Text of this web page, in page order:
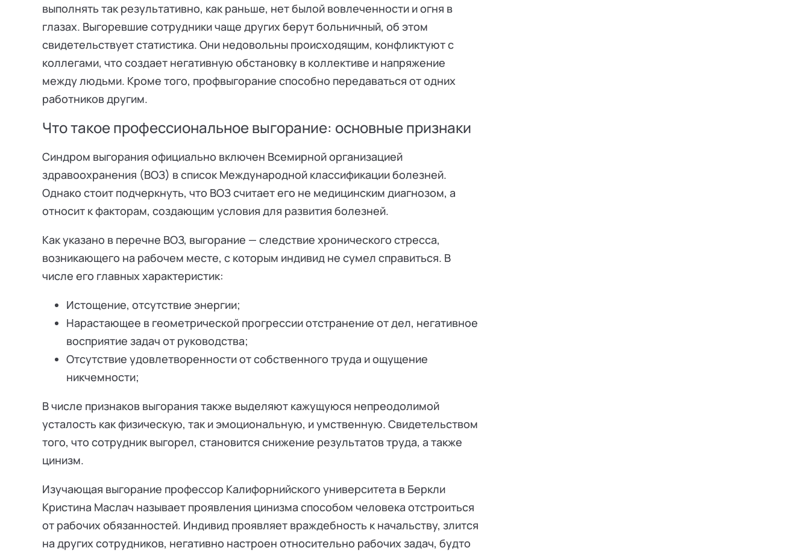
выполнять так результативно, как раньше, нет былой вовлеченности и огня в
глазах. Выгоревшие сотрудники чаще других берут больничный, об этом
свидетельствует статистика. Они недовольны происходящим, конфликтуют с
коллегами, что создает негативную обстановку в коллективе и напряжение
между людьми. Кроме того, профвыгорание способно передаваться от одних
работников другим.
Что такое профессиональное выгорание: основные признаки
Синдром выгорания официально включен Всемирной организацией
здравоохранения (ВОЗ) в список Международной классификации болезней.
Однако стоит подчеркнуть, что ВОЗ считает его не медицинским диагнозом, а
относит к факторам, создающим условия для развития болезней.
Как указано в перечне ВОЗ, выгорание — следствие хронического стресса,
возникающего на рабочем месте, с которым индивид не сумел справиться. В
числе его главных характеристик:
Истощение, отсутствие энергии;
Нарастающее в геометрической прогрессии отстранение от дел, негативное
восприятие задач от руководства;
Отсутствие удовлетворенности от собственного труда и ощущение
никчемности;
В числе признаков выгорания также выделяют кажущуюся непреодолимой
усталость как физическую, так и эмоциональную, и умственную. Свидетельством
того, что сотрудник выгорел, становится снижение результатов труда, а также
цинизм.
Изучающая выгорание профессор Калифорнийского университета в Беркли
Кристина Маслач называет проявления цинизма способом человека отстроиться
от рабочих обязанностей. Индивид проявляет враждебность к начальству, злится
на других сотрудников, негативно настроен относительно рабочих задач, будто